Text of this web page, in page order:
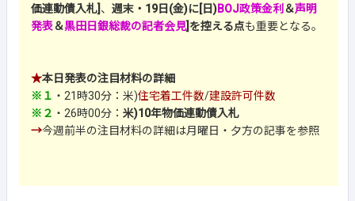
価連動債入札] 、 週末・19日(金)に[日)BOJ政策金利 ＆声明
発表＆黒田日銀総裁の記者会見]を控える点も重要となる。
★本日発表の注目材料の詳細
※１ ・21時30分： 米)住宅着工件数/建設許可件数
※２ ・26時00分： 米)10年物価連動債入札
→今週前半の注目材料の詳細は月曜日・夕方の記事を参照